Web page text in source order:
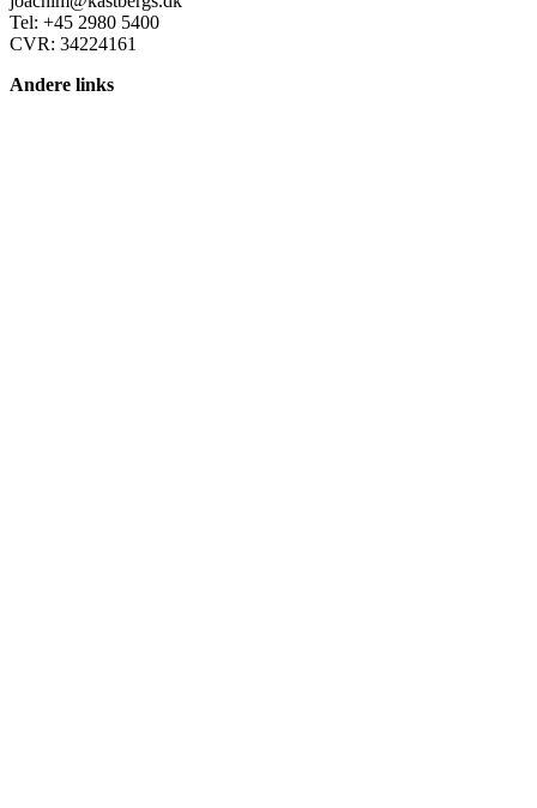
Tel: +45 2980 5400
CVR: 34224161
Andere links